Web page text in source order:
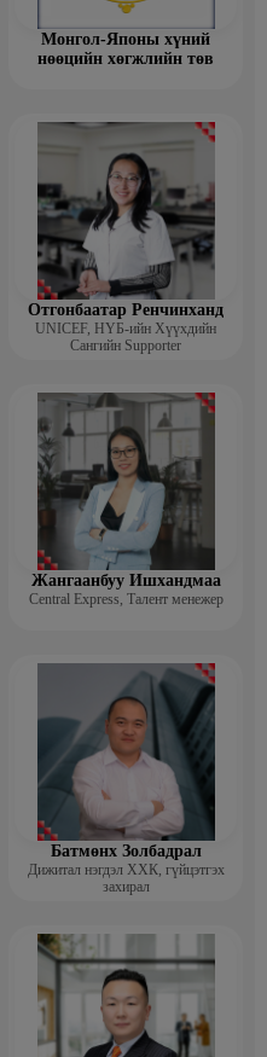
Монгол-Японы хүний
нөөцийн хөгжлийн төв
Отгонбаатар Ренчинханд
UNIСЕF, НҮБ-ийн Хүүхдийн
Сангийн Supporter
Жангаанбуу Ишхандмаа
Central Express, Талент менежер
Батмөнх Золбадрал
Дижитал нэгдэл ХХК, гүйцэтгэх
захирал